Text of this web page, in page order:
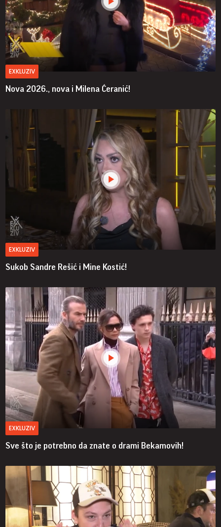
EXKLUZIV
Nova 2026., nova i Milena Ćeranić!
EXKLUZIV
Sukob Sandre Rešić i Mine Kostić!
EXKLUZIV
Sve što je potrebno da znate o drami Bekamovih!